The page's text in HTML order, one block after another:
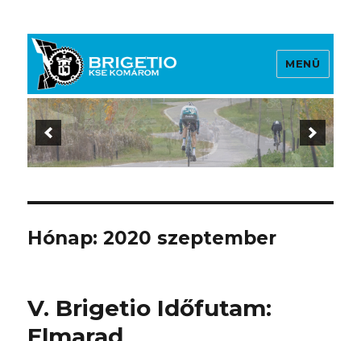
Brigetio KSE
MENÜ
Hónap:2020 szeptember
V. Brigetio Időfutam: